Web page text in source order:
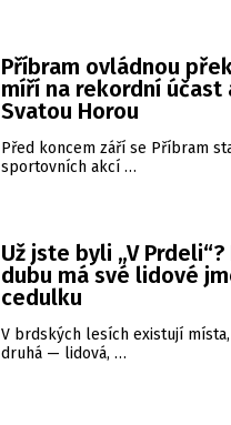
Příbram ovládnou
míří na rekordní účast
Svatou Horou
Před koncem září se Příbram
sportovních akcí …
Už jste byli „V
dubu má své lidové
cedulku
V brdských lesích existují
druhá — lidová, …